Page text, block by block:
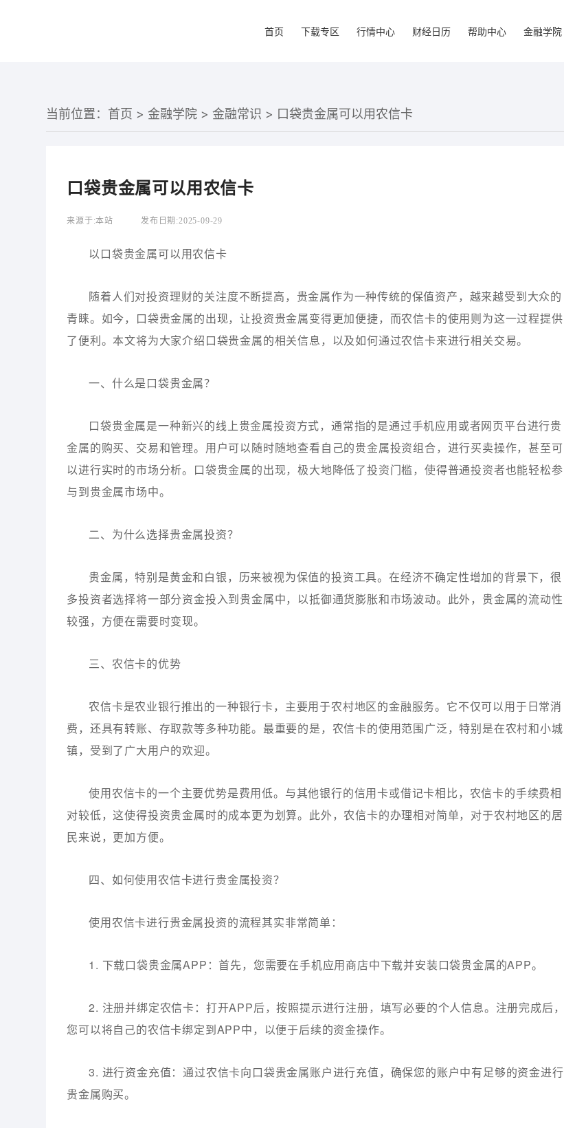
首页 下载专区 行情中心 财经日历 帮助中心 金融学院
当前位置： 首页 >金融学院 >金融常识 > 口袋贵金属可以用农信卡
口袋贵金属可以用农信卡
来源于:本站 发布日期:2025-09-29
以口袋贵金属可以用农信卡
随着人们对投资理财的关注度不断提高，贵金属作为一种传统的保值资产，越来越受到大众的
青睐。如今，口袋贵金属的出现，让投资贵金属变得更加便捷，而农信卡的使用则为这一过程提供
了便利。本文将为大家介绍口袋贵金属的相关信息，以及如何通过农信卡来进行相关交易。
一、什么是口袋贵金属？
口袋贵金属是一种新兴的线上贵金属投资方式，通常指的是通过手机应用或者网页平台进行贵
金属的购买、交易和管理。用户可以随时随地查看自己的贵金属投资组合，进行买卖操作，甚至可
以进行实时的市场分析。口袋贵金属的出现，极大地降低了投资门槛，使得普通投资者也能轻松参
与到贵金属市场中。
二、为什么选择贵金属投资？
贵金属，特别是黄金和白银，历来被视为保值的投资工具。在经济不确定性增加的背景下，很
多投资者选择将一部分资金投入到贵金属中，以抵御通货膨胀和市场波动。此外，贵金属的流动性
较强，方便在需要时变现。
三、农信卡的优势
农信卡是农业银行推出的一种银行卡，主要用于农村地区的金融服务。它不仅可以用于日常消
费，还具有转账、存取款等多种功能。最重要的是，农信卡的使用范围广泛，特别是在农村和小城
镇，受到了广大用户的欢迎。
使用农信卡的一个主要优势是费用低。与其他银行的信用卡或借记卡相比，农信卡的手续费相
对较低，这使得投资贵金属时的成本更为划算。此外，农信卡的办理相对简单，对于农村地区的居
民来说，更加方便。
四、如何使用农信卡进行贵金属投资？
使用农信卡进行贵金属投资的流程其实非常简单：
1. 下载口袋贵金属APP：首先，您需要在手机应用商店中下载并安装口袋贵金属的APP。
2. 注册并绑定农信卡：打开APP后，按照提示进行注册，填写必要的个人信息。注册完成后，
您可以将自己的农信卡绑定到APP中，以便于后续的资金操作。
3. 进行资金充值：通过农信卡向口袋贵金属账户进行充值，确保您的账户中有足够的资金进行
贵金属购买。